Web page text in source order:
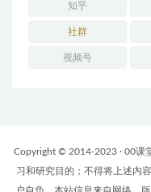
知乎
社群
视频号
Copyright © 2014-2023 · 00课
习和研究目的；不得将上述内
户自负。本站信息来自网络，